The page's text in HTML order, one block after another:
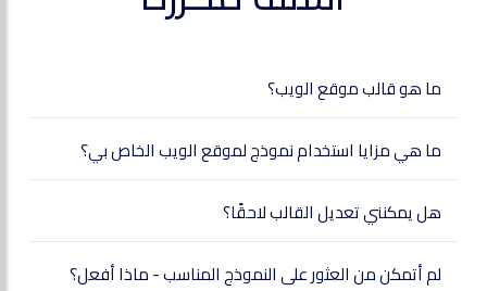
ما هو قالب موقع الويب؟
ما هي مزايا استخدام نموذج لموقع الويب الخاص بي؟
هل يمكنني تعديل القالب لاحقًا؟
لم أتمكن من العثور على النموذج المناسب - ماذا أفعل؟